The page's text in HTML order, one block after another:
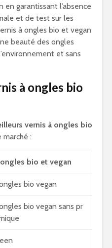
garantissant l’absence
et de test sur les
à ongles bio et vegan
beauté des ongles
et sans
à ongles bio
vernis à ongles bio
:
bio et vegan
bio vegan
bio vegan sans pr